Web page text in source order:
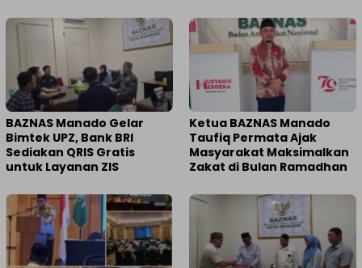
BAZNAS Manado Gelar
Bimtek UPZ, Bank BRI
Sediakan QRIS Gratis
untuk Layanan ZIS
Ketua BAZNAS Manado
Taufiq Permata Ajak
Masyarakat Maksimalkan
Zakat di Bulan Ramadhan